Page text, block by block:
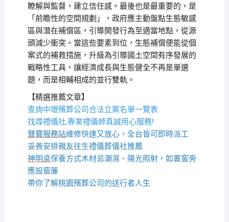
瞭解與監督，建立信任感。最後也是最重要的，是
「前瞻性的空間規劃」，政府應主動盤點生態敏感
區與潛在補償區，引導開發行為至適當地點，從源
頭減少衝突。當這些要素到位，生態補償便能從個
案式的補救措施，升級為引導國土空間有序發展的
戰略性工具，讓經濟成長與生態健全不再是單選
題，而是相輔相成的並行雙軌。
【精選推薦文章】
查詢中壢殯葬公司合法立案名單一覽表
找尋禮儀社,專業禮儀師真誠用心服務!
聲寶服務站維修快速又放心，全台皆可即時派工
妥善安排親友往生禮儀葬儀社推薦
神明桌保養方式木材忌潮濕、陽光照射，如置窗旁
應設窗簾
帶你了解桃園殯葬公司的送行者人生